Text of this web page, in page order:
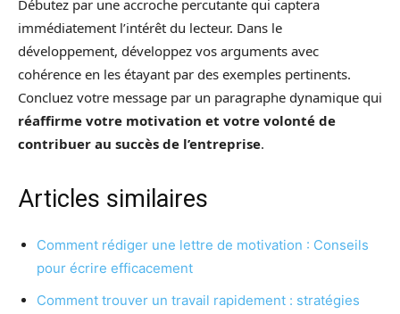
Débutez par une accroche percutante qui captera
immédiatement l’intérêt du lecteur. Dans le
développement, développez vos arguments avec
cohérence en les étayant par des exemples pertinents.
Concluez votre message par un paragraphe dynamique qui
réaffirme votre motivation et votre volonté de
contribuer au succès de l’entreprise.
Articles similaires
Comment rédiger une lettre de motivation : Conseils
pour écrire efficacement
Comment trouver un travail rapidement : stratégies